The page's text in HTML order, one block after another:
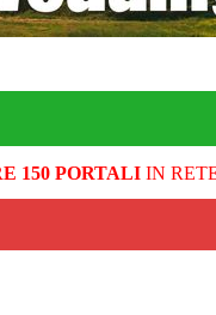
150 PORTALIIN